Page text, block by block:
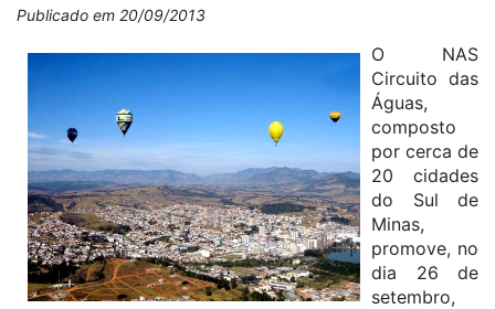
Publicado em 20/09/2013
O NAS
Circuito das
Águas,
composto
por cerca de
20 cidades
do Sul de
Minas,
promove, no
dia 26 de
setembro,